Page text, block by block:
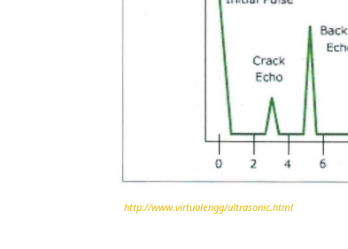
http://www.virtualengg/ultrasonic.html